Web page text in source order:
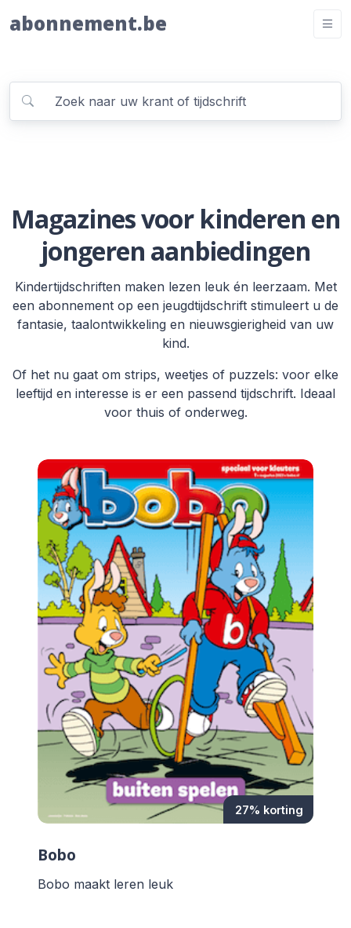
abonnement.be
Magazines voor kinderen en
jongeren aanbiedingen
Kindertijdschriften maken lezen leuk én leerzaam. Met
een abonnement op een jeugdtijdschrift stimuleert u de
fantasie, taalontwikkeling en nieuwsgierigheid van uw
kind.
Of het nu gaat om strips, weetjes of puzzels: voor elke
leeftijd en interesse is er een passend tijdschrift. Ideaal
voor thuis of onderweg.
27% korting
Bobo
Bobo maakt leren leuk